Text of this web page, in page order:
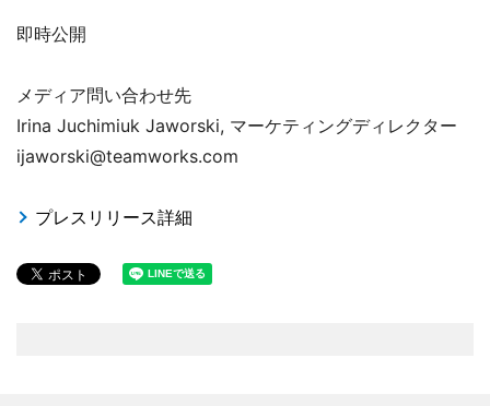
即時公開
メディア問い合わせ先
Irina Juchimiuk Jaworski, マーケティングディレクター
ijaworski@teamworks.com
プレスリリース詳細